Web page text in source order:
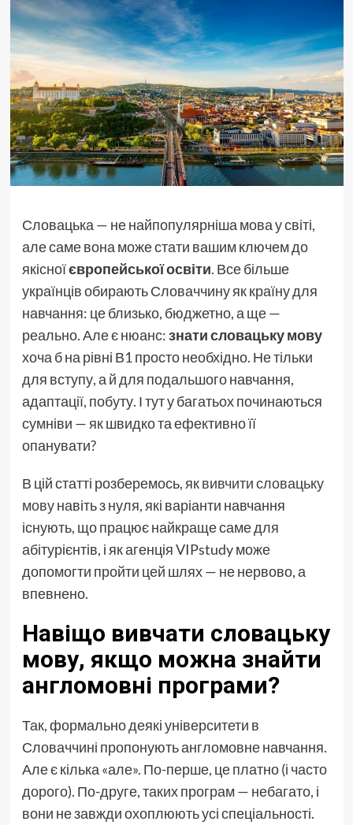
Словацька — не найпопулярніша мова у світі,
але саме вона може стати вашим ключем до
якісноїєвропейської освіти. Все більше
українців обирають Словаччину як країну для
навчання: це близько, бюджетно, а ще —
реально. Але є нюанс:знати словацьку мову
хоча б на рівні В1 просто необхідно. Не тільки
для вступу, а й для подальшого навчання,
адаптації, побуту. І тут у багатьох починаються
сумніви — як швидко та ефективно її
опанувати?
В цій статті розберемось, яквивчити словацьку
мовунавіть з нуля, які варіанти навчання
існують, що працює найкраще саме для
абітурієнтів, і як агенція VIPstudy може
допомогти пройти цей шлях — не нервово, а
впевнено.
Навіщо вивчати словацьку
мову, якщо можна знайти
англомовні програми?
Так, формально деякі університети в
Словаччині пропонують англомовне навчання.
Але є кілька «але». По-перше, це платно (і часто
дорого). По-друге, таких програм — небагато, і
вони не завжди охоплюють усі спеціальності.